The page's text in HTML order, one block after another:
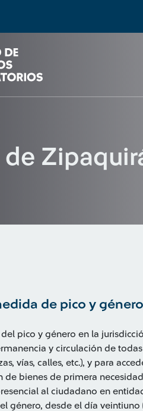
de pico y
pico y género en la
y circulación de
vías, calles, etc.), y para
de bienes de primera
al ciudadano en
género, desde el día